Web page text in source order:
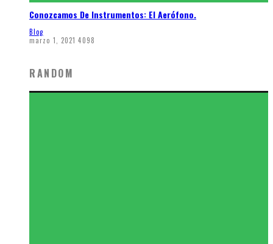
Conozcamos De Instrumentos: El Aerófono.
Blog
marzo 1, 2021 4098
RANDOM